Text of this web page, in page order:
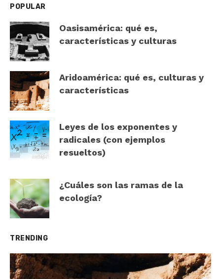
POPULAR
Oasisamérica: qué es,
características y culturas
Aridoamérica: qué es, culturas y
características
Leyes de los exponentes y
radicales (con ejemplos
resueltos)
¿Cuáles son las ramas de la
ecología?
TRENDING